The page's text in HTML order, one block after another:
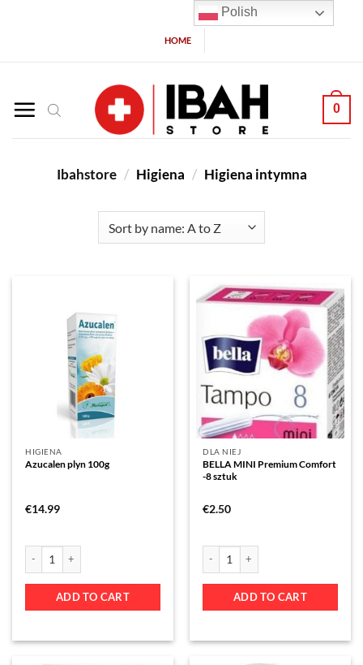
HOME
0
Ibahstore / Higiena / Higiena intymna
HIGIENA
Azucalen plyn 100g
€14.99
ADD TO CART
DLA NIEJ
BELLA MINI Premium Comfort
-8 sztuk
€2.50
ADD TO CART
Polish